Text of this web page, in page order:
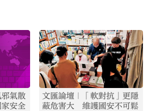
氣散
安全
文匯論壇｜「軟對抗」更隱
蔽危害大 維護國安不可鬆